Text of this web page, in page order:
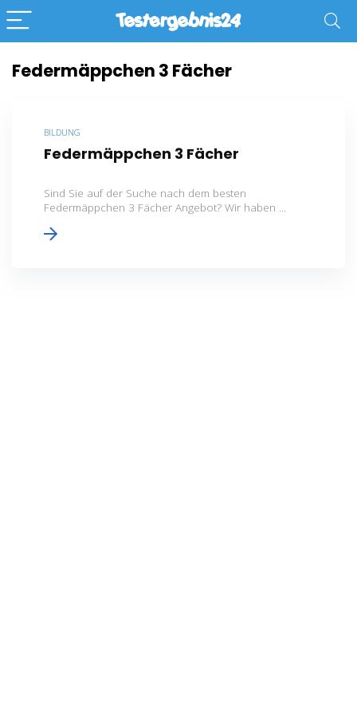
Federmäppchen 3 Fächer
BILDUNG
Federmäppchen 3 Fächer
Sind Sie auf der Suche nach dem besten
Federmäppchen 3 Fächer Angebot? Wir haben ...